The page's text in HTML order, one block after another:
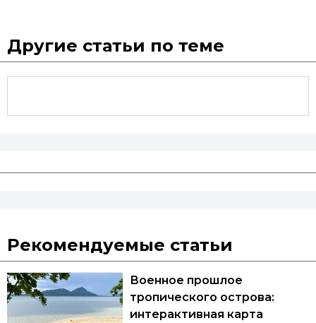
Другие статьи по теме
Рекомендуемые статьи
Военное прошлое
тропического острова:
интерактивная карта